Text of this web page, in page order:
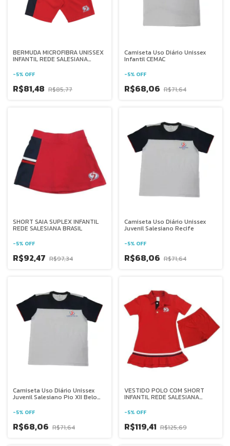
BERMUDA MICROFIBRA UNISSEX
INFANTIL REDE SALESIANA
-5% OFF
R$81,48 R$85,77
Camiseta Uso Diário Unissex
Infantil CEMAC
-5% OFF
R$68,06 R$71,64
SHORT SAIA SUPLEX INFANTIL
REDE SALESIANA BRASIL
-5% OFF
R$92,47 R$97,34
Camiseta Uso Diário Unissex
Juvenil Salesiano Recife
-5% OFF
R$68,06 R$71,64
Camiseta Uso Diário Unissex
Juvenil Salesiano Pio XII Belo
-5% OFF
R$68,06 R$71,64
VESTIDO POLO COM SHORT
INFANTIL REDE SALESIANA
-5% OFF
R$119,41 R$125,69